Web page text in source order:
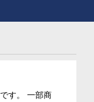
す。 一部商